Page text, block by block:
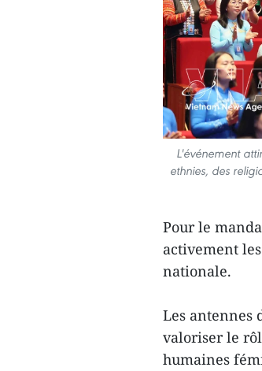
L'événement
ethnies, des
Pour le
activement
nationale.
Les antennes
valoriser le
humaines